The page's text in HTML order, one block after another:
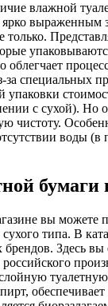
влажной
ярко выраженным
облегчает
за специальных
упаковки
с сухой). Но
чистоту.
воды (в
бумаги
вы можете
типа. В
брендов. Здесь
российского